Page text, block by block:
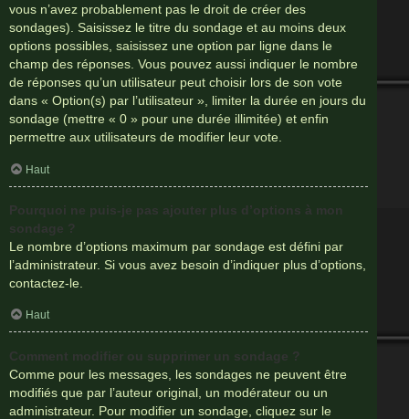
vous n’avez probablement pas le droit de créer des
sondages). Saisissez le titre du sondage et au moins deux
options possibles, saisissez une option par ligne dans le
champ des réponses. Vous pouvez aussi indiquer le nombre
de réponses qu’un utilisateur peut choisir lors de son vote
dans « Option(s) par l’utilisateur », limiter la durée en jours du
sondage (mettre « 0 » pour une durée illimitée) et enfin
permettre aux utilisateurs de modifier leur vote.
Haut
Pourquoi ne puis-je pas ajouter plus d’options à mon
sondage ?
Le nombre d’options maximum par sondage est défini par
l’administrateur. Si vous avez besoin d’indiquer plus d’options,
contactez-le.
Haut
Comment modifier ou supprimer un sondage ?
Comme pour les messages, les sondages ne peuvent être
modifiés que par l’auteur original, un modérateur ou un
administrateur. Pour modifier un sondage, cliquez sur le